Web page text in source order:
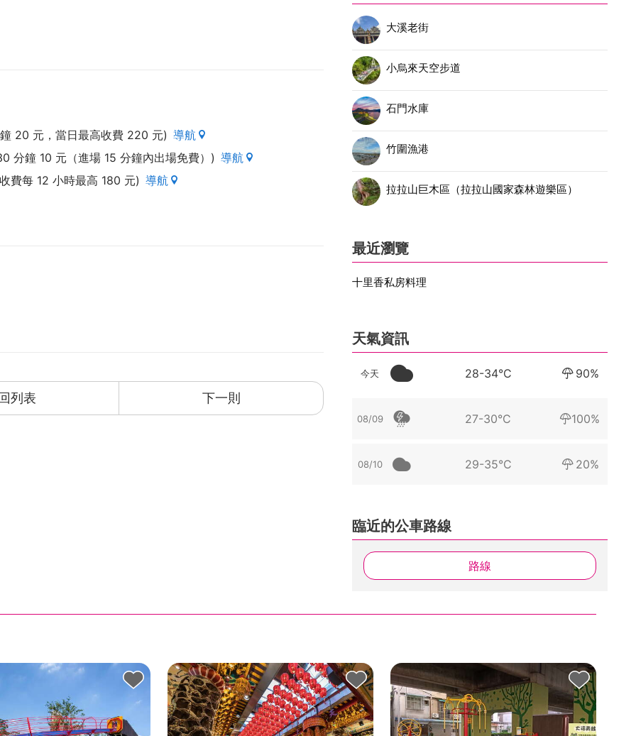
20 元，當日最高收費 220 元) 導航
分鐘 10 元（進場 15 分鐘內出場免費）) 導航
費每 12 小時最高 180 元) 導航
列表 下一則
大溪老街
小烏來天空步道
石門水庫
竹圍漁港
拉拉山巨木區（拉拉山國家森林遊樂區）
最近瀏覽
十里香私房料理
天氣資訊
今天 28-34°C 90%
08/09 27-30°C 100%
08/10 29-35°C 20%
臨近的公車路線
路線